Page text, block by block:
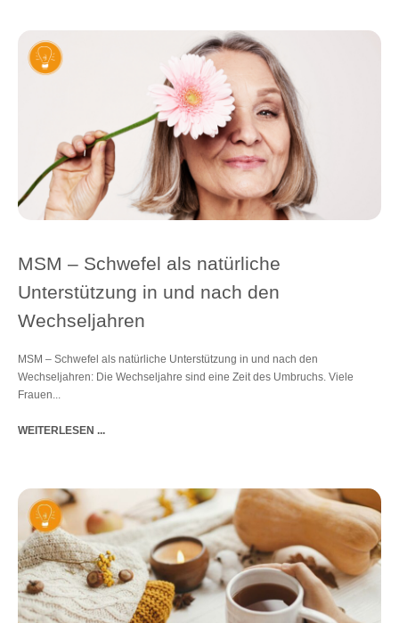
MSM – Schwefel als natürliche
Unterstützung in und nach den
Wechseljahren
MSM – Schwefel als natürliche Unterstützung in und nach den
Wechseljahren: Die Wechseljahre sind eine Zeit des Umbruchs. Viele
Frauen...
WEITERLESEN ...